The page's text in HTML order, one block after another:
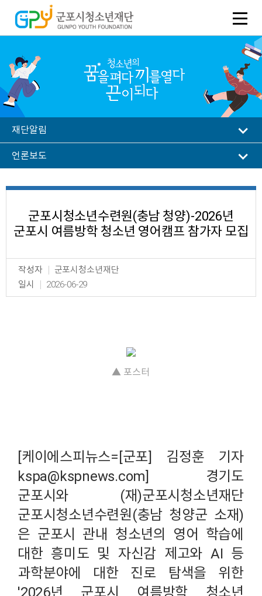
재단알림
언론보도
군포시청소년수련원(충남 청양)-2026년
군포시 여름방학 청소년 영어캠프 참가자 모집
작성자
군포시청소년재단
일시
2026-06-29
▲ 포스터
[케이에스피뉴스=[군포] 김정훈 기자
kspa@kspnews.com] 경기도
군포시와 (재)군포시청소년재단
군포시청소년수련원(충남 청양군 소재)
은 군포시 관내 청소년의 영어 학습에
대한 흥미도 및 자신감 제고와 AI 등
과학분야에 대한 진로 탐색을 위한
'2026년 군포시 여름방학 청소년